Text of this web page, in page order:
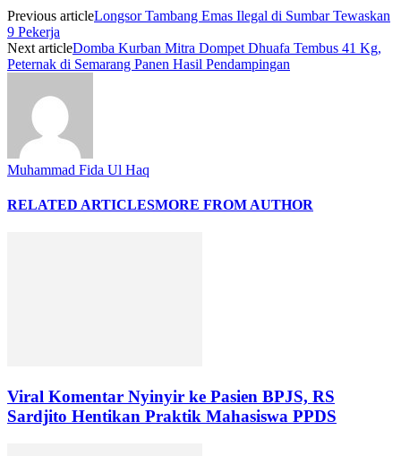
Previous articleLongsor Tambang Emas Ilegal di Sumbar Tewaskan
9 Pekerja
Next articleDomba Kurban Mitra Dompet Dhuafa Tembus 41 Kg,
Peternak di Semarang Panen Hasil Pendampingan
Muhammad Fida Ul Haq
RELATED ARTICLESMORE FROM AUTHOR
Viral Komentar Nyinyir ke Pasien BPJS, RS
Sardjito Hentikan Praktik Mahasiswa PPDS